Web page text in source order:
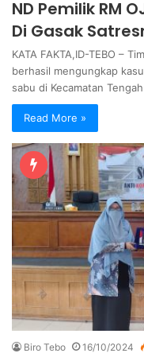
ND Pemilik RM
Di Gasak
KATA FAKTA,ID-TEBO –
berhasil mengungkap
sabu di Kecamatan
Read More »
Biro Tebo 16/10/2024